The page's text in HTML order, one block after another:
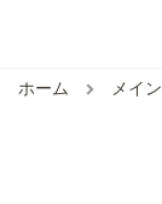
ホーム メイン